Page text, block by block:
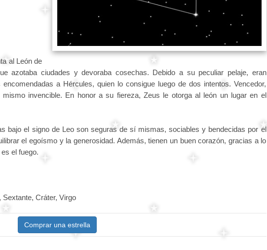
al León de
azotaba ciudades y devoraba cosechas. Debido a su peculiar pelaje, eran
a Hércules, quien lo consigue luego de dos intentos. Vencedor,
invencible. En honor a su fiereza, Zeus le otorga al león un lugar en el
bajo el signo de Leo son seguras de sí mismas, sociables y bendecidas por el
el egoísmo y la generosidad. Además, tienen un buen corazón, gracias a lo
el fuego.
Sextante, Cráter, Virgo
Comprar una estrella